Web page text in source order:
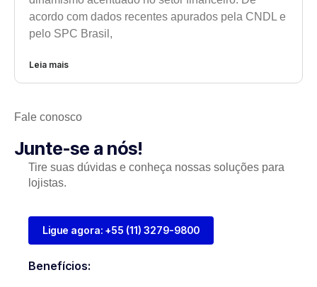
acordo com dados recentes apurados pela CNDL e
pelo SPC Brasil,
Leia mais
Fale conosco
Junte-se a nós!
Tire suas dúvidas e conheça nossas soluções para
lojistas.
Ligue agora: +55 (11) 3279-9800
Benefícios: